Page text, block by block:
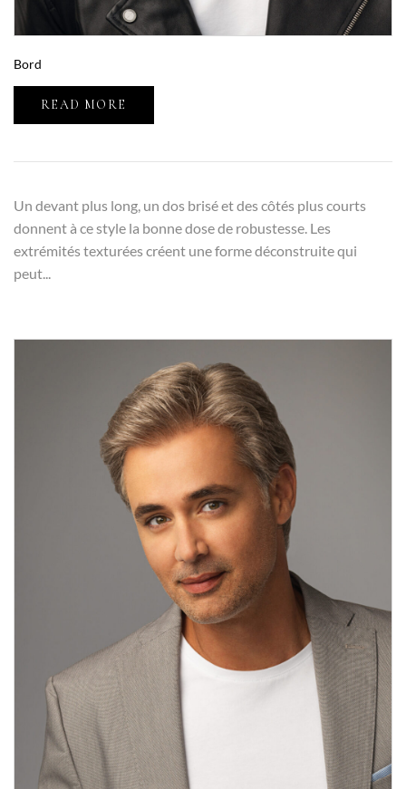
Bord
READ MORE
Un devant plus long, un dos brisé et des côtés plus courts
donnent à ce style la bonne dose de robustesse. Les
extrémités texturées créent une forme déconstruite qui
peut...